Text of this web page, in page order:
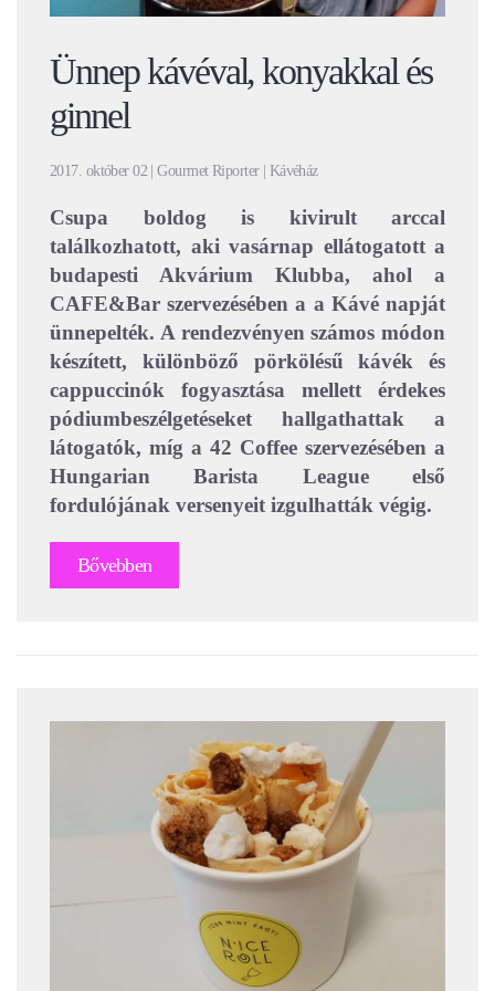
Ünnep kávéval, konyakkal és
ginnel
2017. október 02 | Gourmet Riporter | Kávéház
Csupa boldog is kivirult arccal
találkozhatott, aki vasárnap ellátogatott a
budapesti Akvárium Klubba, ahol a
CAFE&Bar szervezésében a a Kávé napját
ünnepelték. A rendezvényen számos módon
készített, különböző pörkölésű kávék és
cappuccinók fogyasztása mellett érdekes
pódiumbeszélgetéseket hallgathattak a
látogatók, míg a 42 Coffee szervezésében a
Hungarian Barista League első
fordulójának versenyeit izgulhatták végig.
Bővebben